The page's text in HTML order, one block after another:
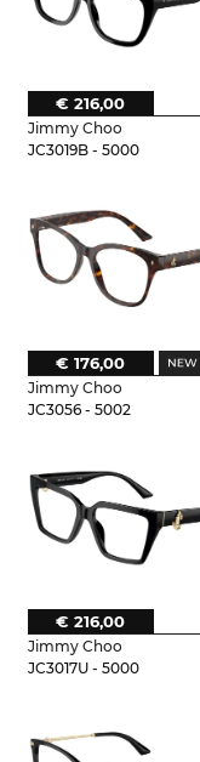
Jimmy Choo
JC3019B - 5000
€ 216,00
Jimmy Choo
JC3056 - 5002
€ 176,00
Jimmy Choo
JC3017U - 5000
€ 216,00